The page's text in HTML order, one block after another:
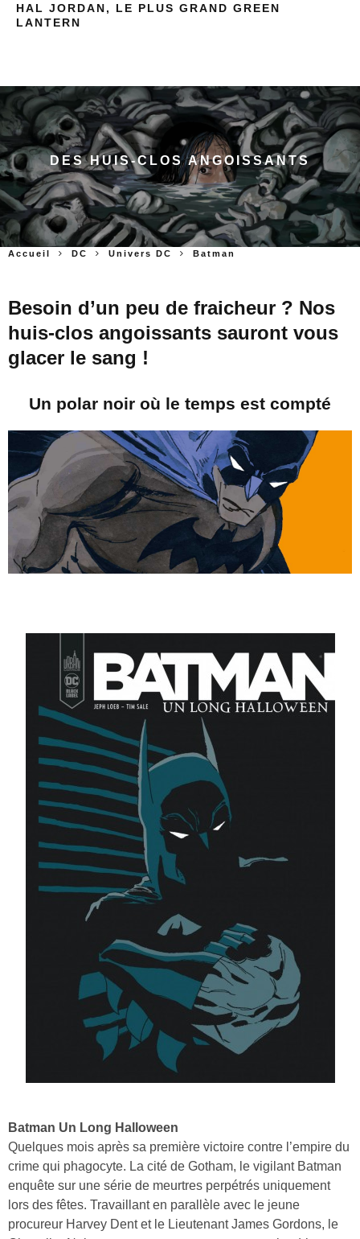
HAL JORDAN, LE PLUS GRAND GREEN
LANTERN
DES HUIS-CLOS ANGOISSANTS
Accueil DC Univers DC Batman
Besoin d’un peu de fraicheur ? Nos
huis-clos angoissants sauront vous
glacer le sang !
Un polar noir où le temps est compté
Batman Un Long Halloween
Quelques mois après sa première victoire contre l’empire du
crime qui phagocyte. La cité de Gotham, le vigilant Batman
enquête sur une série de meurtres perpétrés uniquement
lors des fêtes. Travaillant en parallèle avec le jeune
procureur Harvey Dent et le Lieutenant James Gordons, le